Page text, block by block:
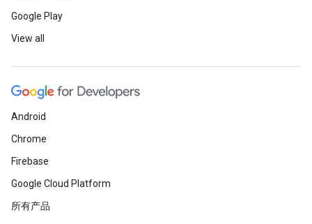
Google Play
View all
Android
Chrome
Firebase
Google Cloud Platform
所有产品